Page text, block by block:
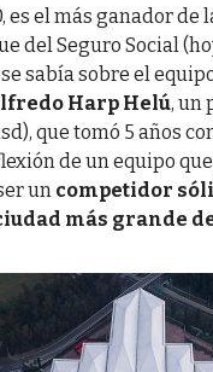
es el más ganador
del Seguro Social
sabía sobre el
Harp Helú, un
que tomó 5 años
de un equipo
un competidor
más grande